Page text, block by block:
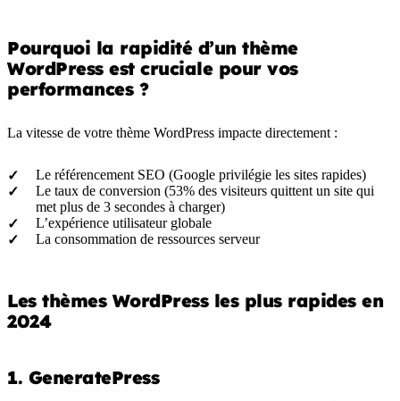
Pourquoi la rapidité d’un thème
WordPress est cruciale pour vos
performances ?
La vitesse de votre thème WordPress impacte directement :
Le référencement SEO (Google privilégie les sites rapides)
Le taux de conversion (53% des visiteurs quittent un site qui
met plus de 3 secondes à charger)
L’expérience utilisateur globale
La consommation de ressources serveur
Les thèmes WordPress les plus rapides en
2024
1. GeneratePress